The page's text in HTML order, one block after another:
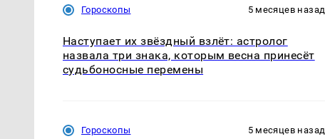
Гороскопы 5 месяцев назад
Наступает их звёздный взлёт: астролог
назвала три знака, которым весна принесёт
судьбоносные перемены
Гороскопы 5 месяцев назад